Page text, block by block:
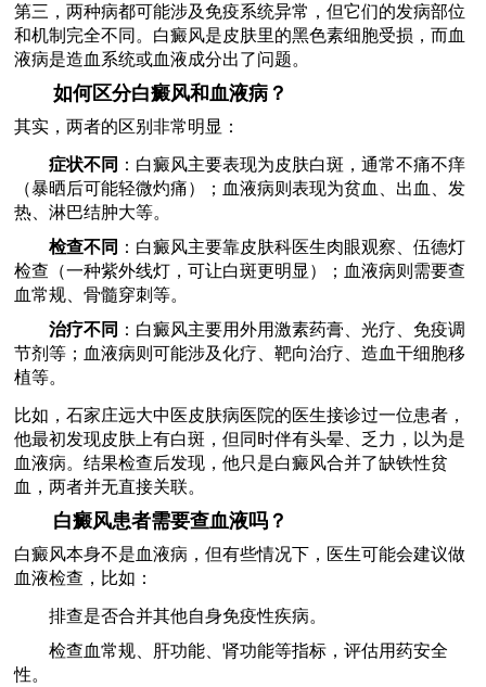
第三，两种病都可能涉及免疫系统异常，但它们的发病部位
和机制完全不同。白癜风是皮肤里的黑色素细胞受损，而血
液病是造血系统或血液成分出了问题。
如何区分白癜风和血液病？
其实，两者的区别非常明显：
症状不同 ：白癜风主要表现为皮肤白斑，通常不痛不痒
（暴晒后可能轻微灼痛）；血液病则表现为贫血、出血、发
热、淋巴结肿大等。
检查不同 ：白癜风主要靠皮肤科医生肉眼观察、伍德灯
检查（一种紫外线灯，可让白斑更明显）；血液病则需要查
血常规、骨髓穿刺等。
治疗不同 ：白癜风主要用外用激素药膏、光疗、免疫调
节剂等；血液病则可能涉及化疗、靶向治疗、造血干细胞移
植等。
比如，石家庄远大中医皮肤病医院的医生接诊过一位患者，
他最初发现皮肤上有白斑，但同时伴有头晕、乏力，以为是
血液病。结果检查后发现，他只是白癜风合并了缺铁性贫
血，两者并无直接关联。
白癜风患者需要查血液吗？
白癜风本身不是血液病，但有些情况下，医生可能会建议做
血液检查，比如：
排查是否合并其他自身免疫性疾病。
检查血常规、肝功能、肾功能等指标，评估用药安全
性。